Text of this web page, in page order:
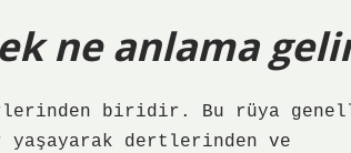
ne anlama
biridir. Bu rüya
dertlerinden ve